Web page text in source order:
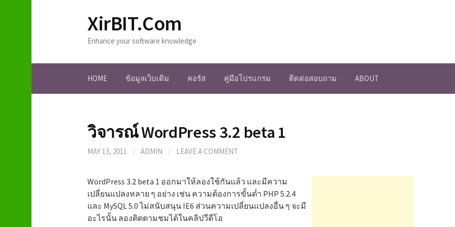
o
XirBIT.Com
Enhance your software knowledge
HOME ข้อมูลเว็บเดิม คอร์ส คู่มือโปรแกรม ติดต่อสอบถาม ABOUT
วิจารณ์ WordPress 3.2 beta 1
MAY 13, 2011 / ADMIN / LEAVE A COMMENT
WordPress 3.2 beta 1 ออกมาให้ลองใช้กันแล้ว และมีความ
เปลี่ยนแปลงหลาย ๆ อย่าง เช่น ความต้องการขั้นต่ำ PHP 5.2.4
และ MySQL 5.0 ไม่สนับสนุน IE6 ส่วนความเปลี่ยนแปลงอื่น ๆ จะมี
อะไรนั้น ลองติดตามชมได้ในคลิปวีดีโอ